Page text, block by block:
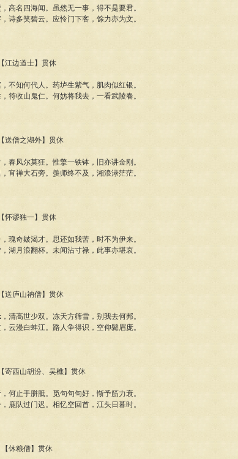
高名四海闻。虽然无一事，得不是要君。
诗多笑碧云。应怜门下客，馀力亦为文。
江边道士】贯休
不知何代人。药垆生紫气，肌肉似红银。
符收山鬼仁。何妨将我去，一看武陵春。
送僧之湖外】贯休
春风尔莫狂。惟擎一铁钵，旧亦讲金刚。
宵禅大石旁。羡师终不及，湘浪渌茫茫。
怀谬独一】贯休
瑰奇皴渴才。思还如我苦，时不为伊来。
湖月浪翻杯。未闻沾寸禄，此事亦堪哀。
送庐山衲僧】贯休
清高世少双。冻天方筛雪，别我去何邦。
云漫白蚌江。路人争得识，空仰鬓眉庞。
寄西山胡汾、吴樵】贯休
何止手胼胝。觅句句句好，惭予筋力衰。
鹿队过门迟。相忆空回首，江头日暮时。
休粮僧】贯休